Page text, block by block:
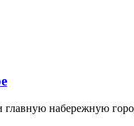
главную набережную